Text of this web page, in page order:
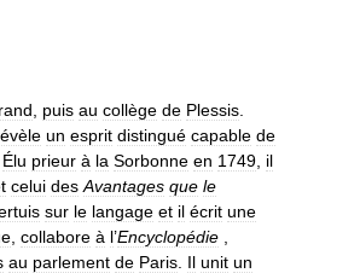
puis au collège de Plessis
un esprit distingué capable de
Élu prieur à la Sorbonne en 1749 il
celui des Avantages que le
sur le langage et il écrit une
collabore à l’Encyclopédie
au parlement de Paris Il unit un